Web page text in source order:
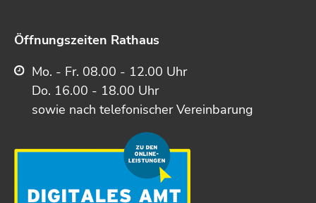
Öffnungszeiten Rathaus
Mo. - Fr. 08.00 - 12.00 Uhr
Do. 16.00 - 18.00 Uhr
sowie nach telefonischer Vereinbarung